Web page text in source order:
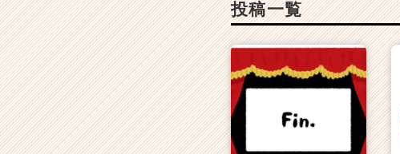
投稿一覧